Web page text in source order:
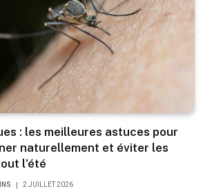
: les meilleures astuces pour
naturellement et éviter les
l’été
2 JUILLET 2026